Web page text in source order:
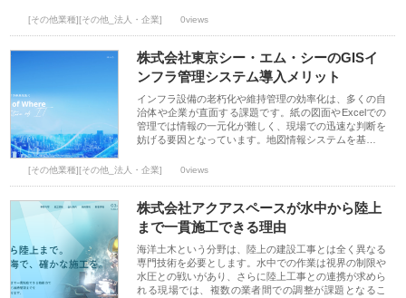
[その他業種][その他_法人・企業] 0views
株式会社東京シー・エム・シーのGISイ
ンフラ管理システム導入メリット
インフラ設備の老朽化や維持管理の効率化は、多くの自
治体や企業が直面する課題です。紙の図面やExcelでの
管理では情報の一元化が難しく、現場での迅速な判断を
妨げる要因となっています。地図情報システムを基…
[その他業種][その他_法人・企業] 0views
株式会社アクアスペースが水中から陸上
まで一貫施工できる理由
海洋土木という分野は、陸上の建設工事とは全く異なる
専門技術を必要とします。水中での作業は視界の制限や
水圧との戦いがあり、さらに陸上工事との連携が求めら
れる現場では、複数の業者間での調整が課題となるこ